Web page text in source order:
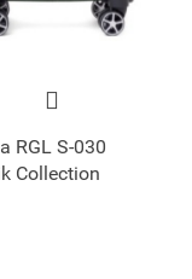
RGL S-030
Collection